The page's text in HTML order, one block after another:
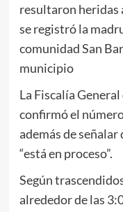
resultaron heridas
se registró la
comunidad San
municipio
La Fiscalía
confirmó el
además de
“está en proceso”.
Según
alrededor de las